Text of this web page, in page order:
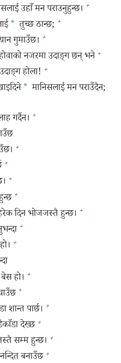
उहाँ मन पराउनुहुन्छ। +
* तुच्छ ठान्छ; +
गुमाउँछ। +
नजरमा उदाङ्‌ग छन्‌ भने +
होला! +
* मानिसलाई मन पराउँदैन;
गर्दैन। +
+
+
+
+
दिन भोजजस्तै हुन्छ। +
+
+
हो। +
+
पार्छ। +
देख्छ +
सम्म हुन्छ। +
बनाउँछ +